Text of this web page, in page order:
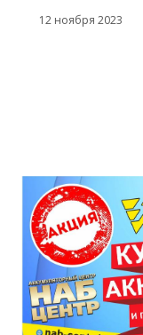
12 ноября 2023